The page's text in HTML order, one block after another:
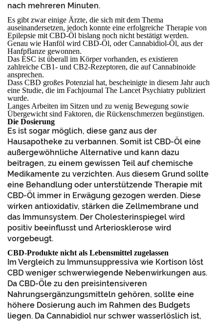
nach mehreren Minuten.
Es gibt zwar einige Ärzte, die sich mit dem Thema
auseinandersetzen, jedoch konnte eine erfolgreiche Therapie von
Epilepsie mit CBD-Öl bislang noch nicht bestätigt werden.
Genau wie Hanföl wird CBD-Öl, oder Cannabidiol-Öl, aus der
Hanfpflanze gewonnen.
Das ESC ist überall im Körper vorhanden, es existieren
zahlreiche CB1- und CB2-Rezeptoren, die auf Cannabinoide
ansprechen.
Dass CBD großes Potenzial hat, bescheinigte in diesem Jahr auch
eine Studie, die im Fachjournal The Lancet Psychiatry publiziert
wurde.
Langes Arbeiten im Sitzen und zu wenig Bewegung sowie
Übergewicht sind Faktoren, die Rückenschmerzen begünstigen.
Die Dosierung
Es ist sogar möglich, diese ganz aus der
Hausapotheke zu verbannen. Somit ist CBD-Öl eine
außergewöhnliche Alternative und kann dazu
beitragen, zu einem gewissen Teil auf chemische
Medikamente zu verzichten. Aus diesem Grund sollte
eine Behandlung oder unterstützende Therapie mit
CBD-Öl immer in Erwägung gezogen werden. Diese
wirken antioxidativ, stärken die Zellmembrane und
das Immunsystem. Der Cholesterinspiegel wird
positiv beeinflusst und Arteriosklerose wird
vorgebeugt.
CBD-Produkte nicht als Lebensmittel zugelassen
Im Vergleich zu Immunsuppressiva wie Kortison löst
CBD weniger schwerwiegende Nebenwirkungen aus.
Da CBD-Öle zu den preisintensiveren
Nahrungsergänzungsmitteln gehören, sollte eine
höhere Dosierung auch im Rahmen des Budgets
liegen. Da Cannabidiol nur schwer wasserlöslich ist,